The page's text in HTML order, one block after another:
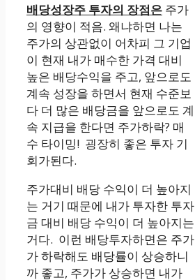
배당성장주 투자의 장점은 주가
의 영향이 적음. 왜냐하면 나는
주가의 상관없이 어차피 그 기업
이 현재 내가 매수한 가격 대비
높은 배당수익을 주고, 앞으로도
계속 성장을 하면서 현재 수준보
다 더 많은 배당금을 앞으로도 계
속 지급을 한다면 주가하락? 매
수 타이밍! 굉장히 좋은 투자 기
회가된다.
주가대비 배당 수익이 더 높아지
는 거기 때문에 내가 투자한 투자
금 대비 배당 수익이 더 높아지는
거다. 이런 배당투자하면은 주가
가 하락해도 배당률이 상승하니
까 좋고, 주가가 상승하면 내가